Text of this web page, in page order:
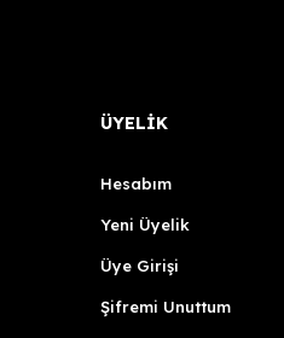
ÜYELİK
Hesabım
Yeni Üyelik
Üye Girişi
Şifremi Unuttum